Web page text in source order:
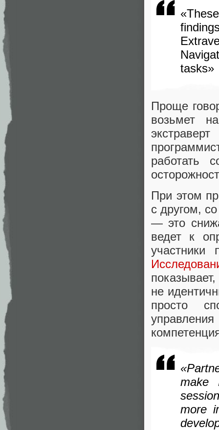
tasks»
Проще
возьмет
работать
При этом
с другом,
— это
ведет к
участники
не
просто
make
more